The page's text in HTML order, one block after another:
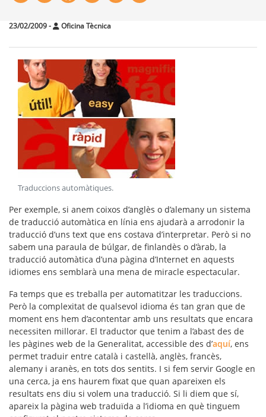
23/02/2009- Oficina Tècnica
Traduccions automàtiques.
Per exemple, si anem coixos d’anglès o d’alemany un sistema
de traducció automàtica en línia ens ajudarà a arrodonir la
traducció d’uns text que ens costava d’interpretar. Però si no
sabem una paraula de búlgar, de finlandès o d’àrab, la
traducció automàtica d’una pàgina d’Internet en aquests
idiomes ens semblarà una mena de miracle espectacular.
Fa temps que es treballa per automatitzar les traduccions.
Però la complexitat de qualsevol idioma és tan gran que de
moment ens hem d’acontentar amb uns resultats que encara
necessiten millorar. El traductor que tenim a l’abast des de
les pàgines web de la Generalitat, accessible des d’aquí, ens
permet traduir entre català i castellà, anglès, francès,
alemany i aranès, en tots dos sentits. I si fem servir Google en
una cerca, ja ens haurem fixat que quan apareixen els
resultats ens diu si volem una traducció. Si li diem que sí,
apareix la pàgina web traduïda a l’idioma en què tinguem